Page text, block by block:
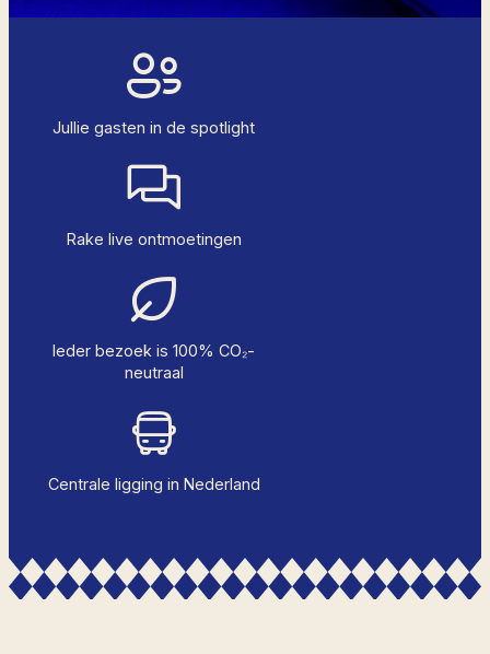
Jullie gasten in de spotlight
Rake live ontmoetingen
Ieder bezoek is 100% CO₂-
neutraal
Centrale ligging in Nederland